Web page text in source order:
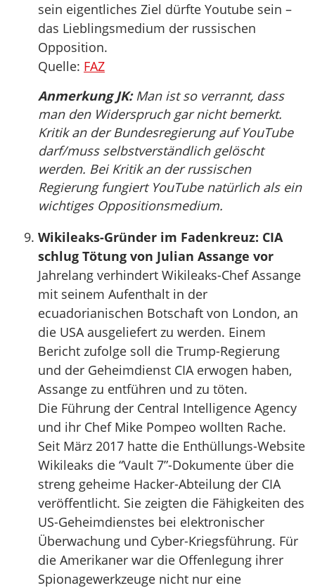
sein eigentliches Ziel dürfte Youtube sein –
das Lieblingsmedium der russischen
Opposition.
Quelle: FAZ
Anmerkung JK:Man ist so verrannt, dass
man den Widerspruch gar nicht bemerkt.
Kritik an der Bundesregierung auf YouTube
darf/muss selbstverständlich gelöscht
werden. Bei Kritik an der russischen
Regierung fungiert YouTube natürlich als ein
wichtiges Oppositionsmedium.
Wikileaks-Gründer im Fadenkreuz: CIA
schlug Tötung von Julian Assange vor
Jahrelang verhindert Wikileaks-Chef Assange
mit seinem Aufenthalt in der
ecuadorianischen Botschaft von London, an
die USA ausgeliefert zu werden. Einem
Bericht zufolge soll die Trump-Regierung
und der Geheimdienst CIA erwogen haben,
Assange zu entführen und zu töten.
Die Führung der Central Intelligence Agency
und ihr Chef Mike Pompeo wollten Rache.
Seit März 2017 hatte die Enthüllungs-Website
Wikileaks die “Vault 7”-Dokumente über die
streng geheime Hacker-Abteilung der CIA
veröffentlicht. Sie zeigten die Fähigkeiten des
US-Geheimdienstes bei elektronischer
Überwachung und Cyber-Kriegsführung. Für
die Amerikaner war die Offenlegung ihrer
Spionagewerkzeuge nicht nur eine